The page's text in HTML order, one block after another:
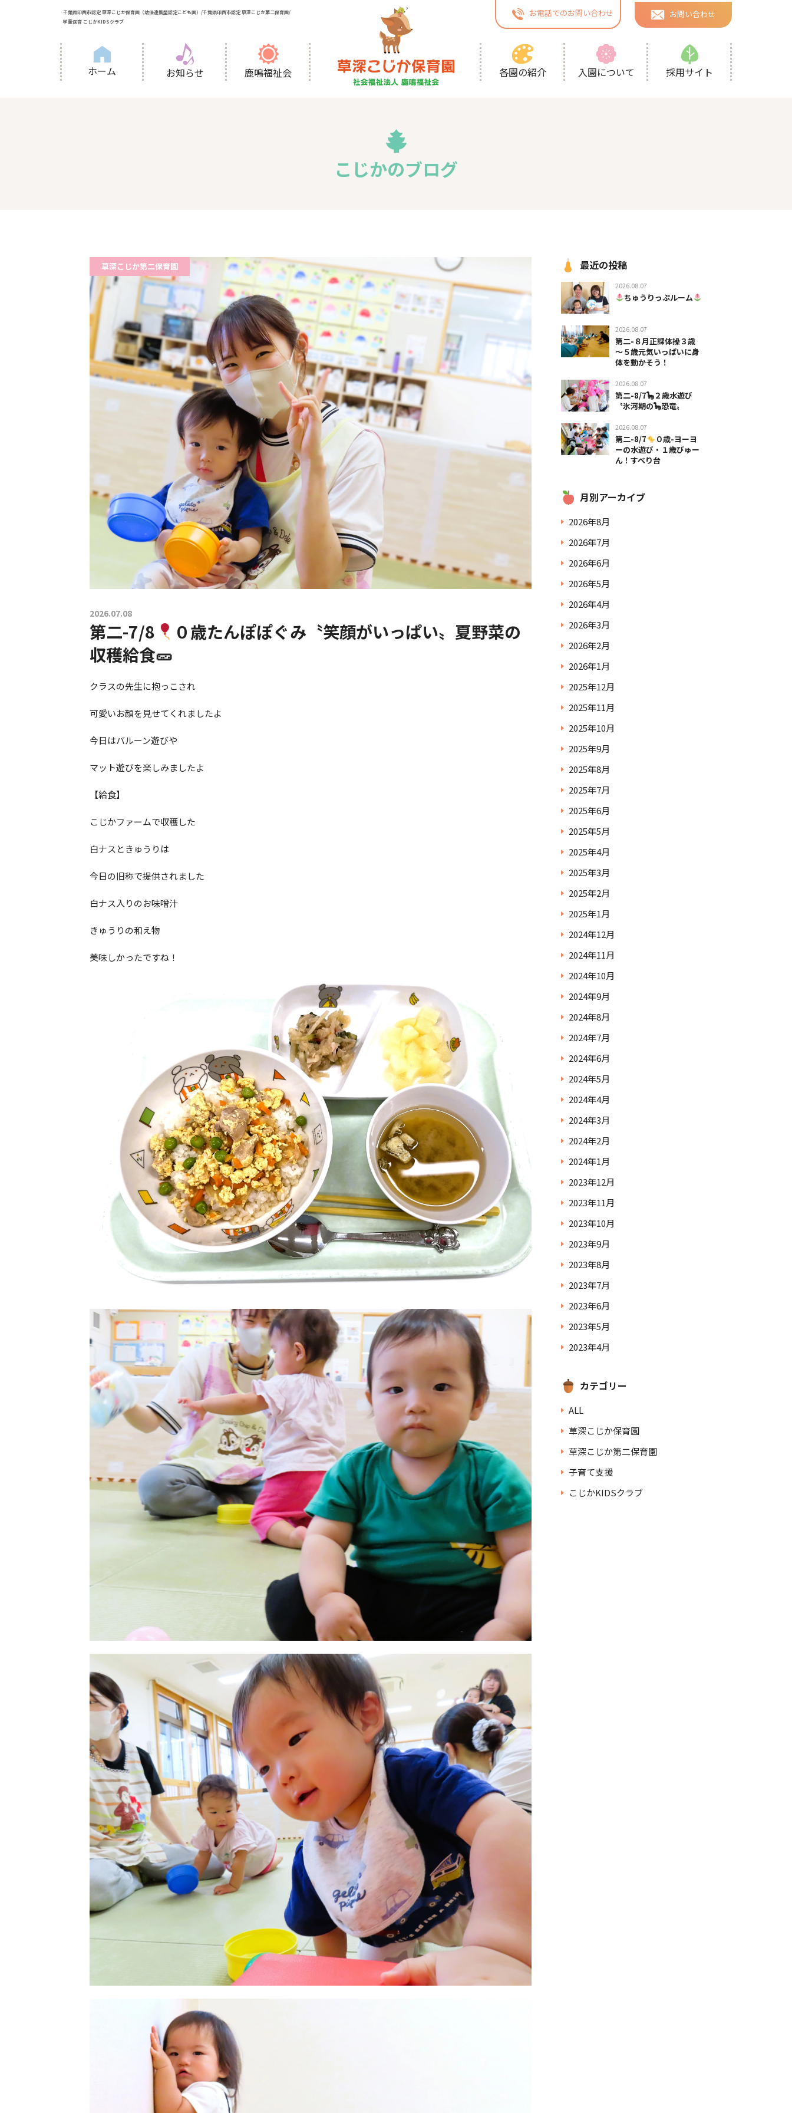
千葉県印西市認定 草深こじか保育園（幼保連携型認定こども園）/千葉県印西市認定 草深こじか第二保育園/
学童保育 こじかKIDSクラブ
お電話でのお問い合わせ お問い合わせ
ホーム お知らせ 鹿鳴福祉会 各園の紹介 入園について 採用サイト
こじかのブログ
草深こじか第二保育園
2026.07.08
第二-7/8
０歳たんぽぽぐみ〝笑顔がいっぱい〟夏野菜の
収穫給食🥒
クラスの先生に抱っこされ
可愛いお顔を見せてくれましたよ
今日はバルーン遊びや
マット遊びを楽しみましたよ
【給食】
こじかファームで収穫した
白ナスときゅうりは
今日の旧称で提供されました
白ナス入りのお味噌汁
きゅうりの和え物
美味しかったですね！
最近の投稿
2026.08.07
ちゅうりっぷルーム
2026.08.07
第二-８月正課体操３歳
～５歳元気いっぱいに身
体を動かそう！
2026.08.07
第二-8/7🦕２歳水遊び
〝氷河期の🦕恐竜〟
2026.08.07
第二-8/7
０歳-ヨーヨ
ーの水遊び・１歳びゅー
ん！すべり台
月別アーカイブ
2026年8月
2026年7月
2026年6月
2026年5月
2026年4月
2026年3月
2026年2月
2026年1月
2025年12月
2025年11月
2025年10月
2025年9月
2025年8月
2025年7月
2025年6月
2025年5月
2025年4月
2025年3月
2025年2月
2025年1月
2024年12月
2024年11月
2024年10月
2024年9月
2024年8月
2024年7月
2024年6月
2024年5月
2024年4月
2024年3月
2024年2月
2024年1月
2023年12月
2023年11月
2023年10月
2023年9月
2023年8月
2023年7月
2023年6月
2023年5月
2023年4月
カテゴリー
ALL
草深こじか保育園
草深こじか第二保育園
子育て支援
こじかKIDSクラブ